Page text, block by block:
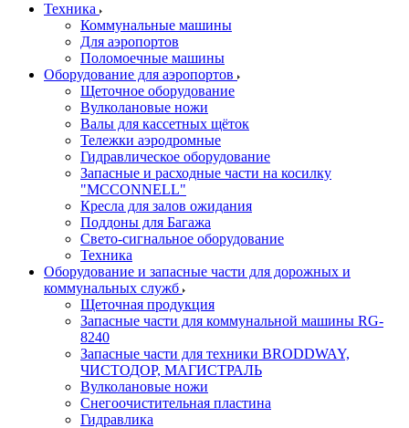
Техника
Коммунальные машины
Для аэропортов
Поломоечные машины
Оборудование для аэропортов
Щеточное оборудование
Вулколановые ножи
Валы для кассетных щёток
Тележки аэродромные
Гидравлическое оборудование
Запасные и расходные части на косилку
"MCCONNELL"
Кресла для залов ожидания
Поддоны для Багажа
Свето-сигнальное оборудование
Техника
Оборудование и запасные части для дорожных и
коммунальных служб
Щеточная продукция
Запасные части для коммунальной машины RG-
8240
Запасные части для техники BRODDWAY,
ЧИСТОДОР, МАГИСТРАЛЬ
Вулколановые ножи
Снегоочистительная пластина
Гидравлика